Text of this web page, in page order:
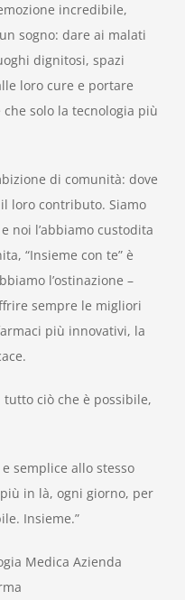
incredibile,
sogno: dare ai malati
dignitosi, spazi
loro cure e portare
solo la tecnologia più
di comunità: dove
loro contributo. Siamo
noi l’abbiamo custodita
“Insieme con te” è
l’ostinazione –
sempre le migliori
più innovativi, la
ciò che è possibile,
semplice allo stesso
in là, ogni giorno, per
Insieme.”
Medica Azienda